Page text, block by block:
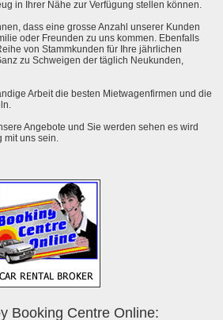
in Ihrer Nähe zur Verfügung stellen können.
dass eine grosse Anzahl unserer Kunden
oder Freunden zu uns kommen. Ebenfalls
von Stammkunden für Ihre jährlichen
zu Schweigen der täglich Neukunden,
Arbeit die besten Mietwagenfirmen und die
Angebote und Sie werden sehen es wird
mit uns sein.
Booking Centre Online: